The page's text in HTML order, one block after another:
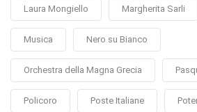
Laura Mongiello Margherita Sarli
Musica Nero su Bianco
Orchestra della Magna Grecia
Policoro Poste Italiane